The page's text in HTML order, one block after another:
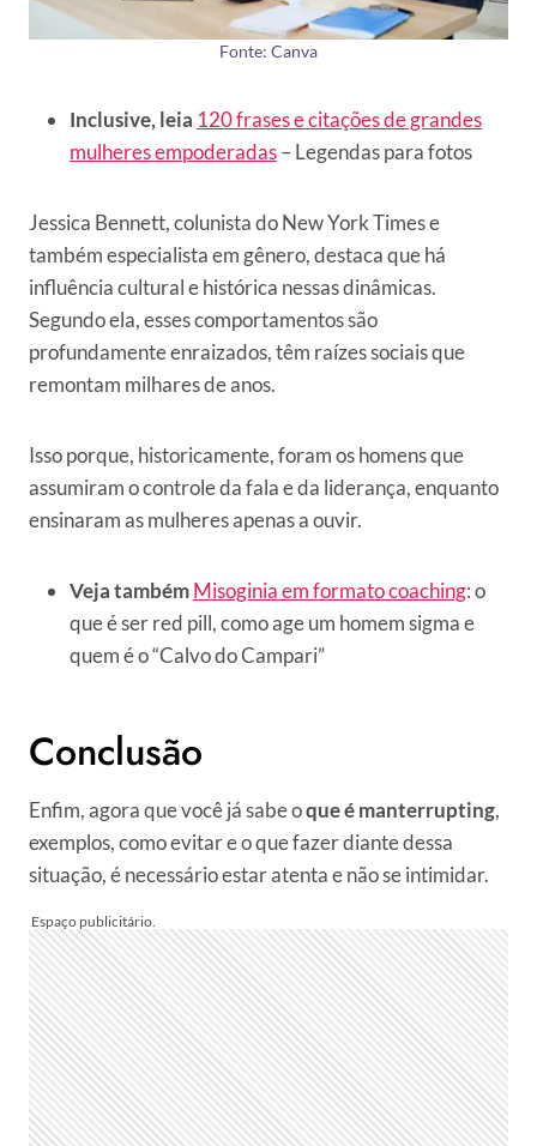
Fonte: Canva
Inclusive, leia 120 frases e citações de grandes
mulheres empoderadas– Legendas para fotos
Jessica Bennett, colunista do New York Times e
também especialista em gênero, destaca que há
influência cultural e histórica nessas dinâmicas.
Segundo ela, esses comportamentos são
profundamente enraizados, têm raízes sociais que
remontam milhares de anos.
Isso porque, historicamente, foram os homens que
assumiram o controle da fala e da liderança, enquanto
ensinaram as mulheres apenas a ouvir.
Veja tambémMisoginia em formato coaching: o
que é ser red pill, como age um homem sigma e
quem é o “Calvo do Campari”
Conclusão
Enfim, agora que você já sabe oque é manterrupting,
exemplos, como evitar e o que fazer diante dessa
situação, é necessário estar atenta e não se intimidar.